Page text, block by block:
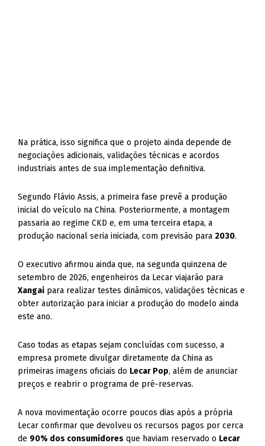
Na prática, isso significa que o projeto ainda depende de
negociações adicionais, validações técnicas e acordos
industriais antes de sua implementação definitiva.
Segundo Flávio Assis, a primeira fase prevê a produção
inicial do veículo na China. Posteriormente, a montagem
passaria ao regime CKD e, em uma terceira etapa, a
produção nacional seria iniciada, com previsão para2030.
O executivo afirmou ainda que, na segunda quinzena de
setembro de 2026, engenheiros da Lecar viajarão para
Xangai para realizar testes dinâmicos, validações técnicas e
obter autorização para iniciar a produção do modelo ainda
este ano.
Caso todas as etapas sejam concluídas com sucesso, a
empresa promete divulgar diretamente da China as
primeiras imagens oficiais do Lecar Pop, além de anunciar
preços e reabrir o programa de pré-reservas.
A nova movimentação ocorre poucos dias após a própria
Lecar confirmar que devolveu os recursos pagos por cerca
de 90% dos consumidores que haviam reservado o Lecar